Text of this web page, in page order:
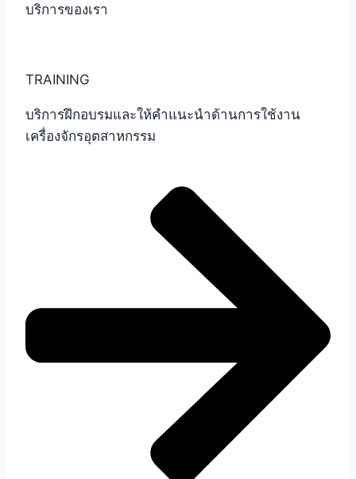
บริการของเรา
TRAINING
บริการฝึกอบรมและให้คำแนะนำด้านการใช้งาน
เครื่องจักรอุตสาหกรรม